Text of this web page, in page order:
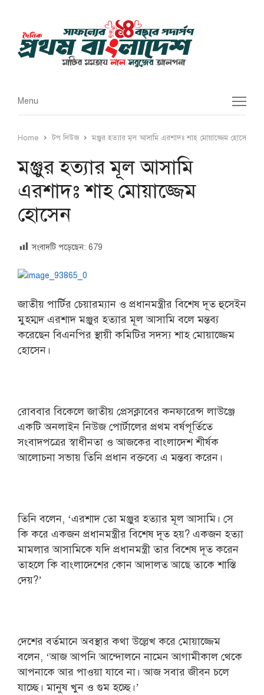
Menu
Menu
Home টপ নিউজ মঞ্জুর হত্যার মূল আসামি এরশাদঃ শাহ মোয়াজ্জেম হোসেন
মঞ্জুর হত্যার মূল আসামি
এরশাদঃ শাহ মোয়াজ্জেম
হোসেন
সংবাদটি পড়েছেন: 679
জাতীয় পার্টির চেয়ারম্যান ও প্রধানমন্ত্রীর বিশেষ দূত হুসেইন
মুহম্মদ এরশাদ মঞ্জুর হত্যার মূল আসামি বলে মন্তব্য
করেছেন বিএনপির স্থায়ী কমিটির সদস্য শাহ মোয়াজ্জেম
হোসেন।
রোববার বিকেলে জাতীয় প্রেসক্লাবের কনফারেন্স লাউঞ্জে
একটি অনলাইন নিউজ পোর্টালের প্রথম বর্ষপূর্তিতে
সংবাদপত্রের স্বাধীনতা ও আজকের বাংলাদেশ শীর্ষক
আলোচনা সভায় তিনি প্রধান বক্তব্যে এ মন্তব্য করেন।
তিনি বলেন, ‘এরশাদ তো মঞ্জুর হত্যার মূল আসামি। সে
কি করে একজন প্রধানমন্ত্রীর বিশেষ দূত হয়? একজন হত্যা
মামলার আসামিকে যদি প্রধানমন্ত্রী তার বিশেষ দূত করেন
তাহলে কি বাংলাদেশের কোন আদালত আছে তাকে শাস্তি
দেয়?’
দেশের বর্তমানে অবস্থার কথা উল্লেখ করে মোয়াজ্জেম
বলেন, ‘আজ আপনি আন্দোলনে নামেন আগামীকাল থেকে
আপনাকে আর পাওয়া যাবে না। আজ সবার জীবন চলে
যাচ্ছে। মানুষ খুন ও গুম হচ্ছে।’